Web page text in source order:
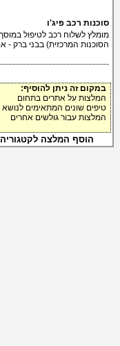
סוכנות רכב פיג'ו
מומלץ לשלוח רכב לטיפול
הסוכנות המרכזית) בבני ברק -
במקום זה ניתן להוסיף:
המלצות על אתרים בתחום
טיפים שונים המתאימים לנושא
המלצות עבור גולשים אחרים
הוסף המלצה לקטגוריה